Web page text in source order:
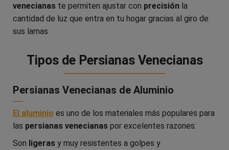
venecianas te permiten ajustar con precisión la
cantidad de luz que entra en tu hogar gracias al giro de
sus lamas
Tipos de Persianas Venecianas
Persianas Venecianas de Aluminio
El aluminio es uno de los materiales más populares para
las persianas venecianas por excelentes razones:
Son ligeras y muy resistentes a golpes y